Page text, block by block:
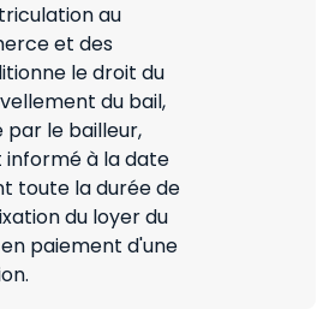
au
et des
le droit du
du bail,
le bailleur,
informé à la date
toute la durée de
du loyer du
paiement d'une